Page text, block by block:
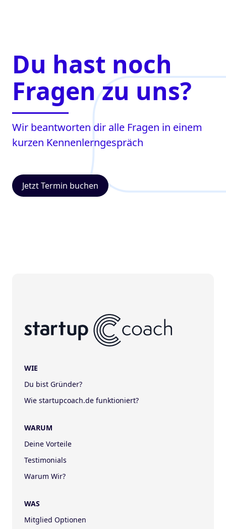
Du hast noch
Fragen zu uns?
Wir beantworten dir alle Fragen in einem
kurzen Kennenlerngespräch
Jetzt Termin buchen
WIE
Du bist Gründer?
Wie startupcoach.de funktioniert?
WARUM
Deine Vorteile
Testimonials
Warum Wir?
WAS
Mitglied Optionen